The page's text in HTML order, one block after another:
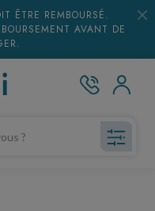
ÊTRE REMBOURSÉ.
AVANT DE